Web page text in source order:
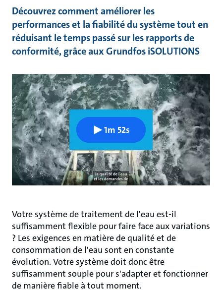
Découvrez comment améliorer les
performances et la fiabilité du système tout en
réduisant le temps passé sur les rapports de
conformité, grâce aux Grundfos iSOLUTIONS
1m 52s
Votre système de traitement de l'eau est-il
suffisamment flexible pour faire face aux variations
? Les exigences en matière de qualité et de
consommation de l'eau sont en constante
évolution. Votre système doit donc être
suffisamment souple pour s'adapter et fonctionner
de manière fiable à tout moment.